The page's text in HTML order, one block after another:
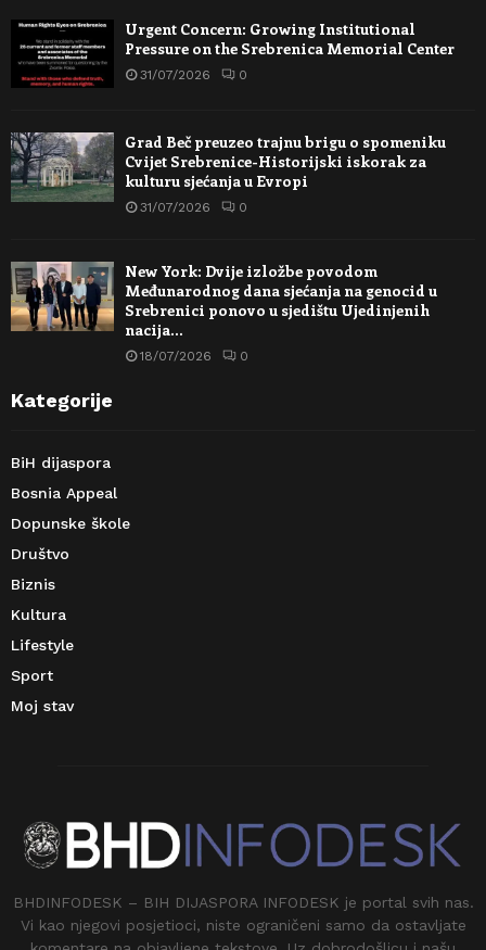
Urgent Concern: Growing Institutional
Pressure on the Srebrenica Memorial Center
31/07/2026 0
Grad Beč preuzeo trajnu brigu o spomeniku
Cvijet Srebrenice-Historijski iskorak za
kulturu sjećanja u Evropi
31/07/2026 0
New York: Dvije izložbe povodom
Međunarodnog dana sjećanja na genocid u
Srebrenici ponovo u sjedištu Ujedinjenih
nacija…
18/07/2026 0
Kategorije
BiH dijaspora
Bosnia Appeal
Dopunske škole
Društvo
Biznis
Kultura
Lifestyle
Sport
Moj stav
BHDINFODESK – BIH DIJASPORA INFODESK je portal svih nas.
Vi kao njegovi posjetioci, niste ograničeni samo da ostavljate